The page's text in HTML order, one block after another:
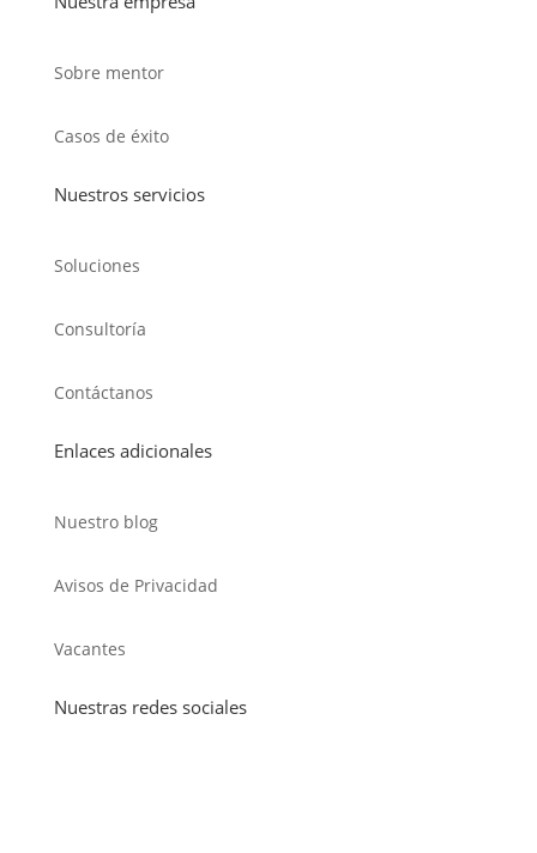
Sobre mentor
Casos de éxito
Nuestros servicios
Soluciones
Consultoría
Contáctanos
Enlaces adicionales
Nuestro blog
Avisos de Privacidad
Vacantes
Nuestras redes sociales